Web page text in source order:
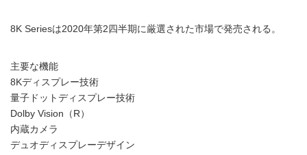
8K Seriesは2020年第2四半期に厳選された市場で発売される。
主要な機能
8Kディスプレー技術
量子ドットディスプレー技術
Dolby Vision（R）
内蔵カメラ
デュオディスプレーデザイン